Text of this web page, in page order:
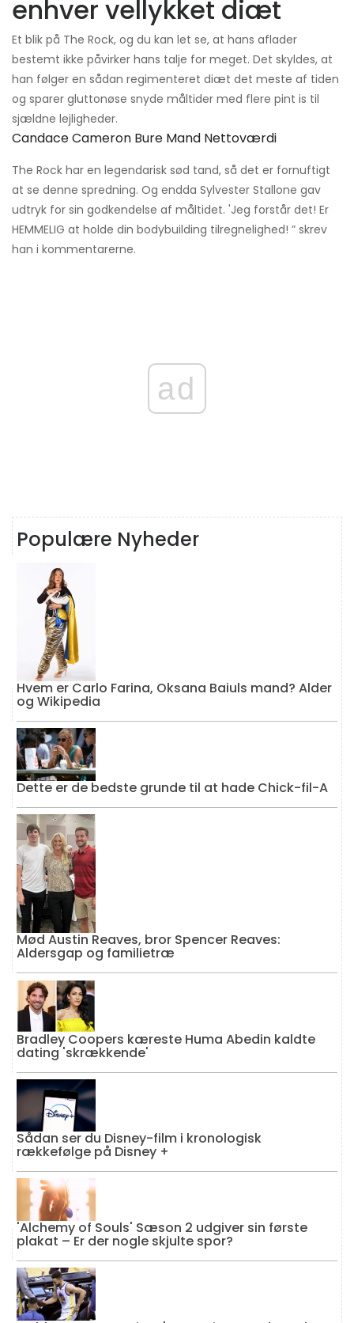
enhver vellykket diæt
Et blik på The Rock, og du kan let se, at hans aflader
bestemt ikke påvirker hans talje for meget. Det skyldes, at
han følger en sådan regimenteret diæt det meste af tiden
og sparer gluttonøse snyde måltider med flere pint is til
sjældne lejligheder.
Candace Cameron Bure Mand Nettoværdi
The Rock har en legendarisk sød tand, så det er fornuftigt
at se denne spredning. Og endda Sylvester Stallone gav
udtryk for sin godkendelse af måltidet. 'Jeg forstår det! Er
HEMMELIG at holde din bodybuilding tilregnelighed! ” skrev
han i kommentarerne.
ad
Populære Nyheder
Hvem er Carlo Farina, Oksana Baiuls mand? Alder
og Wikipedia
Dette er de bedste grunde til at hade Chick-fil-A
Mød Austin Reaves, bror Spencer Reaves:
Aldersgap og familietræ
Bradley Coopers kæreste Huma Abedin kaldte
dating 'skrækkende'
Sådan ser du Disney-film i kronologisk
rækkefølge på Disney +
'Alchemy of Souls' Sæson 2 udgiver sin første
plakat – Er der nogle skjulte spor?